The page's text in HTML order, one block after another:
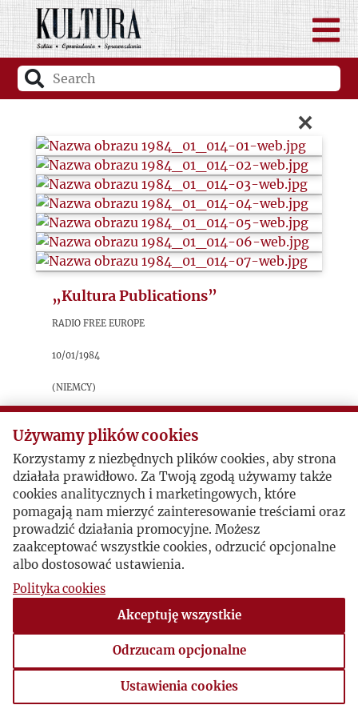
×
„Kultura Publications”
Radio Free Europe
10/01/1984
(Niemcy)
Scenariusz audycji radiowej. Omówienie
artykułu Leopolda Ungera pt. „Twardy lot i
miękkie lądowanie”, opublikowanego w
grudniowym numerze „Kultury” (1983).
Postacie powiązane
Bohater:Leopold Unger
Używamy plików cookies
Korzystamy z niezbędnych plików cookies, aby strona
działała prawidłowo. Za Twoją zgodą używamy także
cookies analitycznych i marketingowych, które
pomagają nam mierzyć zainteresowanie treściami oraz
prowadzić działania promocyjne. Możesz
zaakceptować wszystkie cookies, odrzucić opcjonalne
albo dostosować ustawienia.
Polityka cookies
Akceptuję wszystkie
Odrzucam opcjonalne
Ustawienia cookies
Ustawienia cookies